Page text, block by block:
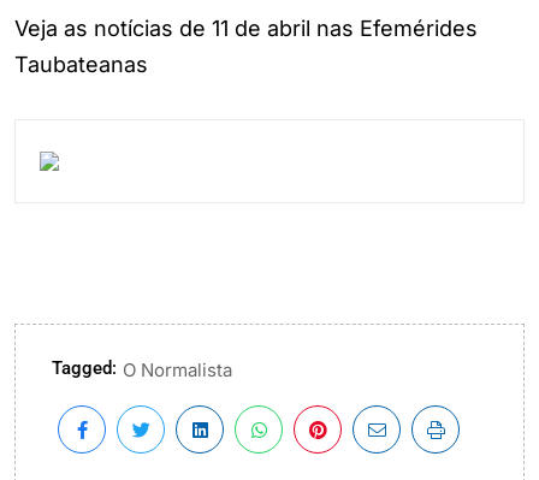
Veja as notícias de 11 de abril nas Efemérides
Taubateanas
Tagged: O Normalista